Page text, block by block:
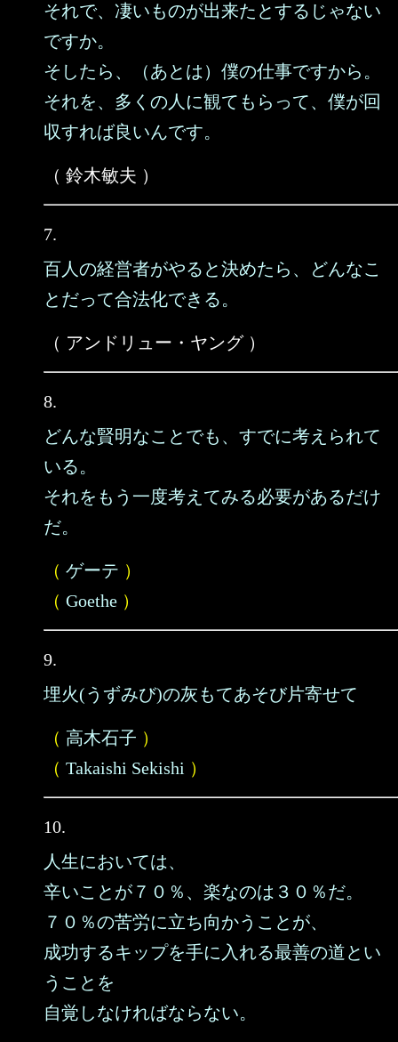
それで、凄いものが出来たとするじゃない
ですか。
そしたら、（あとは）僕の仕事ですから。
それを、多くの人に観てもらって、僕が回
収すれば良いんです。
（ 鈴木敏夫 ）
7.
百人の経営者がやると決めたら、どんなこ
とだって合法化できる。
（ アンドリュー・ヤング ）
8.
どんな賢明なことでも、すでに考えられて
いる。
それをもう一度考えてみる必要があるだけ
だ。
（ ゲーテ ）
（ Goethe ）
9.
埋火(うずみび)の灰もてあそび片寄せて
（ 高木石子 ）
（ Takaishi Sekishi ）
10.
人生においては、
辛いことが７０％、楽なのは３０％だ。
７０％の苦労に立ち向かうことが、
成功するキップを手に入れる最善の道とい
うことを
自覚しなければならない。